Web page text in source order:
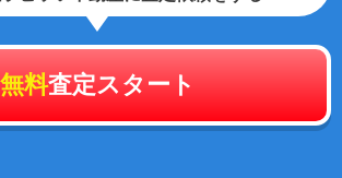
無料査定スタート